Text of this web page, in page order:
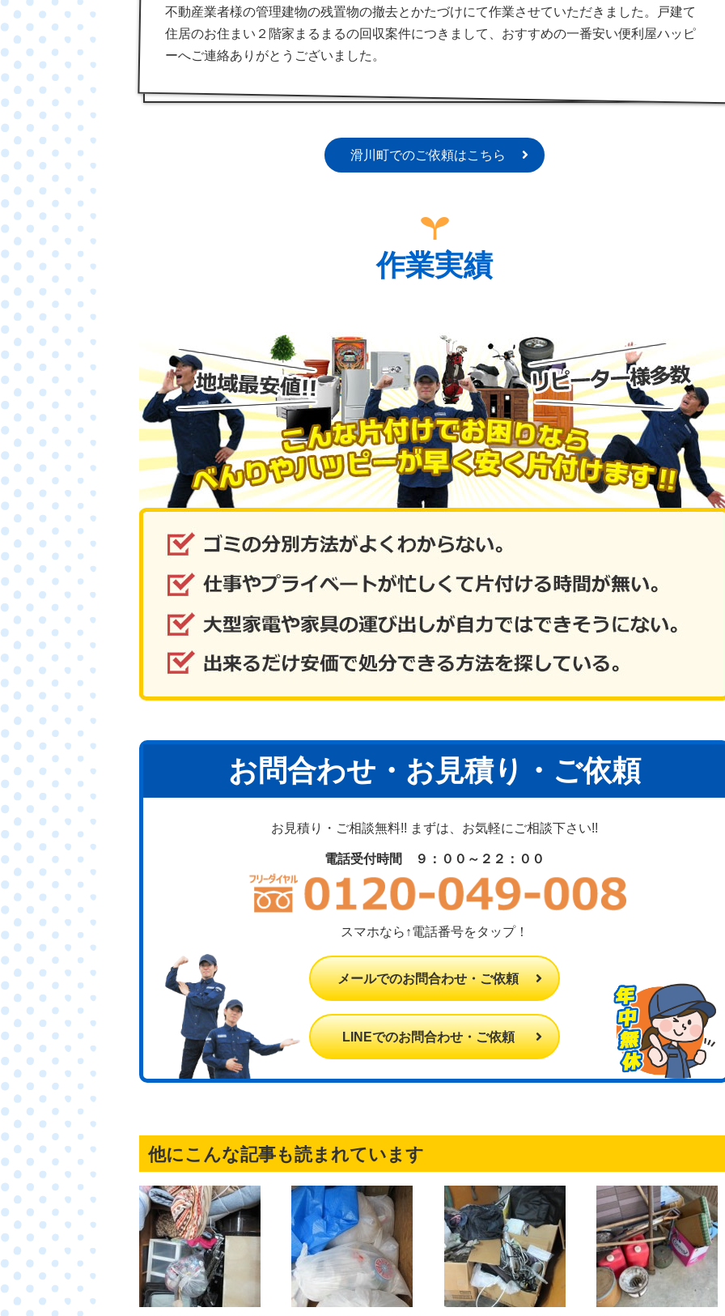
不動産業者様の管理建物の残置物の撤去とかたづけにて作業させていただきました。戸建て
住居のお住まい２階家まるまるの回収案件につきまして、おすすめの一番安い便利屋ハッピ
ーへご連絡ありがとうございました。
滑川町でのご依頼はこちら
作業実績
お問合わせ・お見積り・ご依頼
お見積り・ご相談無料!! まずは、お気軽にご相談下さい!!
電話受付時間 ９：００～２２：００
スマホなら↑電話番号をタップ！
メールでのお問合わせ・ご依頼
LINEでのお問合わせ・ご依頼
他にこんな記事も読まれています